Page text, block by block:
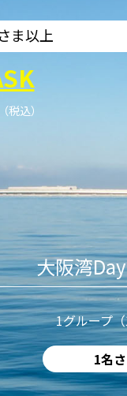
ま以上
税込）
大阪湾
1グループ
1名